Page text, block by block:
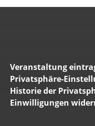
Veranstaltung
Privatsphäre-
Historie der
Einwilligungen